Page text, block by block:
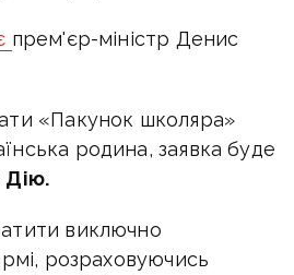
прем'єр-міністр Денис
«Пакунок школяра»
родина, заявка буде
Дію.
виключно
розраховуючись